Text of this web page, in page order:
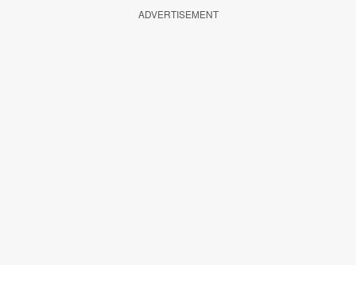
ADVERTISEMENT